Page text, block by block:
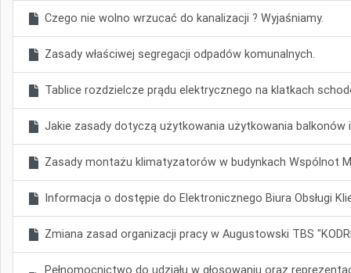
Czego nie wolno wrzucać do kanalizacji ? Wyjaśniamy.
Zasady właściwej segregacji odpadów komunalnych.
Tablice rozdzielcze prądu elektrycznego na klatkach
Jakie zasady dotyczą użytkowania użytkowania balkonów
Zasady montażu klimatyzatorów w budynkach Wspólnot
Informacja o dostępie do Elektronicznego Biura Obsługi
Zmiana zasad organizacji pracy w Augustowski TBS
Pełnomocnictwo do udziału w głosowaniu oraz